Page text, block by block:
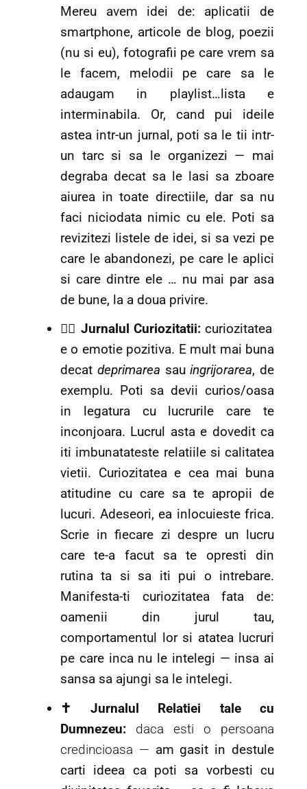
Mereu avem idei de: aplicatii de
smartphone, articole de blog, poezii
(nu si eu), fotografii pe care vrem sa
le facem, melodii pe care sa le
adaugam in playlist…lista e
interminabila. Or, cand pui ideile
astea intr-un jurnal, poti sa le tii intr-
un tarc si sa le organizezi — mai
degraba decat sa le lasi sa zboare
aiurea in toate directiile, dar sa nu
faci niciodata nimic cu ele. Poti sa
revizitezi listele de idei, si sa vezi pe
care le abandonezi, pe care le aplici
si care dintre ele … nu mai par asa
de bune, la a doua privire.
🕵️‍♂️ Jurnalul Curiozitatii: curiozitatea
e o emotie pozitiva. E mult mai buna
decat deprimarea sauingrijorarea, de
exemplu. Poti sa devii curios/oasa
in legatura cu lucrurile care te
inconjoara. Lucrul asta e dovedit ca
iti imbunatateste relatiile si calitatea
vietii. Curiozitatea e cea mai buna
atitudine cu care sa te apropii de
lucuri. Adeseori, ea inlocuieste frica.
Scrie in fiecare zi despre un lucru
care te-a facut sa te opresti din
rutina ta si sa iti pui o intrebare.
Manifesta-ti curiozitatea fata de:
oamenii din jurul tau,
comportamentul lor si atatea lucruri
pe care inca nu le intelegi — insa ai
sansa sa ajungi sa le intelegi.
✝️ Jurnalul Relatiei tale cu
Dumnezeu: daca esti o persoana
credincioasa — am gasit in destule
carti ideea ca poti sa vorbesti cu